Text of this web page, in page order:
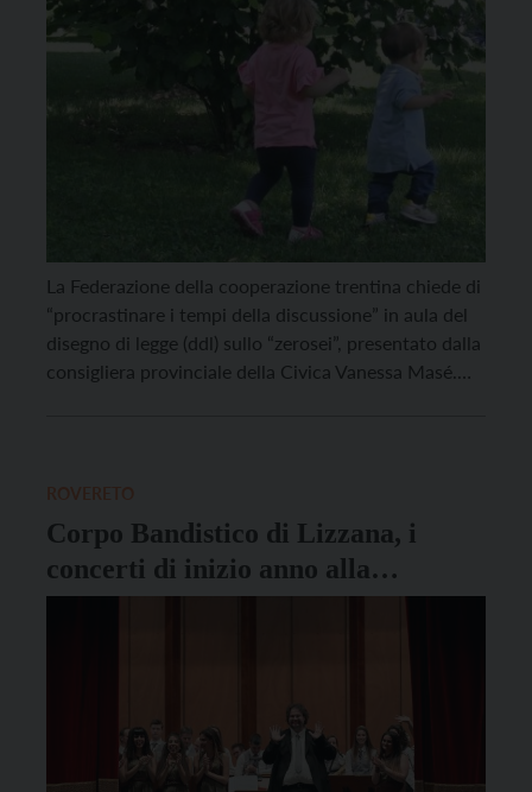
La Federazione della cooperazione trentina chiede di
“procrastinare i tempi della discussione” in aula del
disegno di legge (ddl) sullo “zerosei”, presentato dalla
consigliera provinciale della Civica Vanessa Masé.
Corpo Bandistico di Lizzana, i
concerti di inizio anno alla
Zandonai rinviati ad aprile